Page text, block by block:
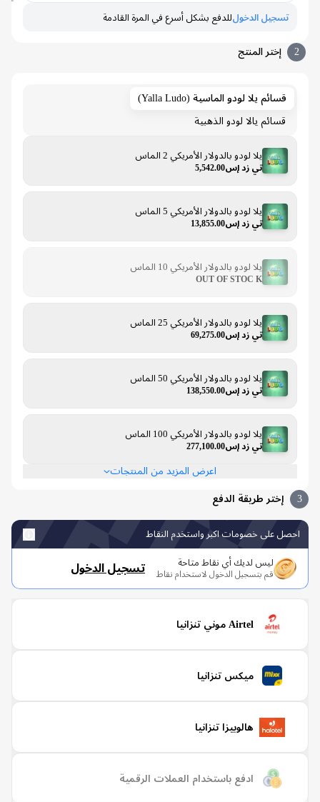
تسجيل الدخول للدفع بشكل أسرع في المرة القادمة
إختر المنتج
قسائم يلا لودو الماسية (Yalla Ludo)
قسائم يالا لودو الذهبية
يلا لودو بالدولار الأمريكي 2 الماس
تي زد إس5,542.00
يلا لودو بالدولار الأمريكي 5 الماس
تي زد إس13,855.00
يلا لودو بالدولار الأمريكي 10 الماس
OUT OF STOC K
يلا لودو بالدولار الأمريكي 25 الماس
تي زد إس69,275.00
يلا لودو بالدولار الأمريكي 50 الماس
تي زد إس138,550.00
يلا لودو بالدولار الأمريكي 100 الماس
تي زد إس277,100.00
اعرض المزيد من المنتجات
إختر طريقة الدفع
على خصومات اكبر واستخدم النقاط
ليس لديك أي نقاط متاحة
قم بتسجيل الدخول لاستخدام نقاط تسجيل الدخول
Airtel موني تنزانيا
ميكس تنزانيا
هالوبيزا تنزانيا
ادفع باستخدام العملات الرقمية